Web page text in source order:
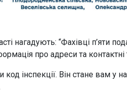
нагадують: “Фахівці п’яти
про адреси та
інспекції. Він стане вам у